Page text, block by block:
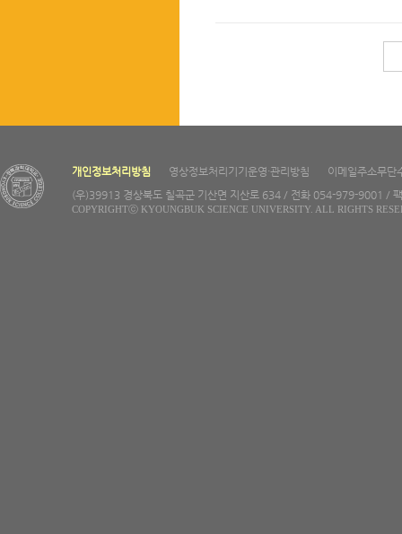
개인정보처리방침 영상정보처리기기운영·관리방침
이메일주소무단
(우)39913 경상북도 칠곡군 기산면 지산로 634 / 전화 054-979-9001 /
COPYRIGHTⓒ KYOUNGBUK SCIENCE UNIVERSITY. ALL RIGHTS